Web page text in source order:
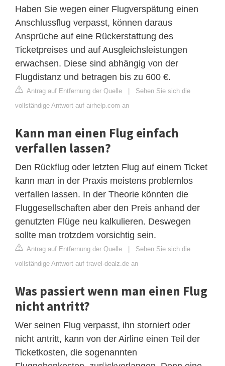
Haben Sie wegen einer Flugverspätung einen
Anschlussflug verpasst, können daraus
Ansprüche auf eine Rückerstattung des
Ticketpreises und auf Ausgleichsleistungen
erwachsen. Diese sind abhängig von der
Flugdistanz und betragen bis zu 600 €.
Antrag auf Entfernung der Quelle | Sehen Sie sich die
vollständige Antwort auf airhelp.com an
Kann man einen Flug einfach
verfallen lassen?
Den Rückflug oder letzten Flug auf einem Ticket
kann man in der Praxis meistens problemlos
verfallen lassen. In der Theorie könnten die
Fluggesellschaften aber den Preis anhand der
genutzten Flüge neu kalkulieren. Deswegen
sollte man trotzdem vorsichtig sein.
Antrag auf Entfernung der Quelle | Sehen Sie sich die
vollständige Antwort auf travel-dealz.de an
Was passiert wenn man einen Flug
nicht antritt?
Wer seinen Flug verpasst, ihn storniert oder
nicht antritt, kann von der Airline einen Teil der
Ticketkosten, die sogenannten